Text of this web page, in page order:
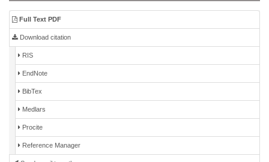
Full Text PDF
Download citation
RIS
EndNote
BibTex
Medlars
Procite
Reference Manager